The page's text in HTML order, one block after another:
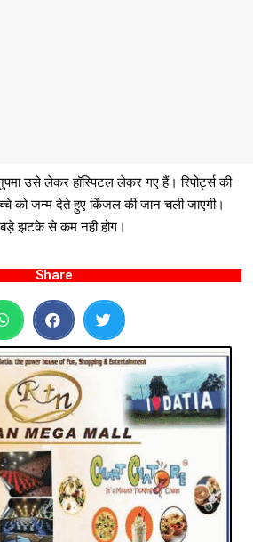
उसे लेकर हॉस्पिटल लेकर गए हैं। रिपोर्ट्स की
को जन्म देते हुए किंजल की जान चली जाएगी।
झटके से कम नही होग।
Share